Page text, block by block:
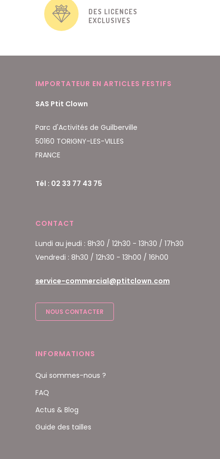
DES LICENCES
EXCLUSIVES
IMPORTATEUR EN ARTICLES FESTIFS
SAS Ptit Clown
Parc d'Activités de Guilberville
50160 TORIGNY-LES-VILLES
FRANCE
Tél : 02 33 77 43 75
CONTACT
Lundi au jeudi : 8h30 / 12h30 - 13h30 / 17h30
Vendredi : 8h30 / 12h30 - 13h00 / 16h00
service-commercial@ptitclown.com
NOUS CONTACTER
INFORMATIONS
Qui sommes-nous ?
FAQ
Actus & Blog
Guide des tailles